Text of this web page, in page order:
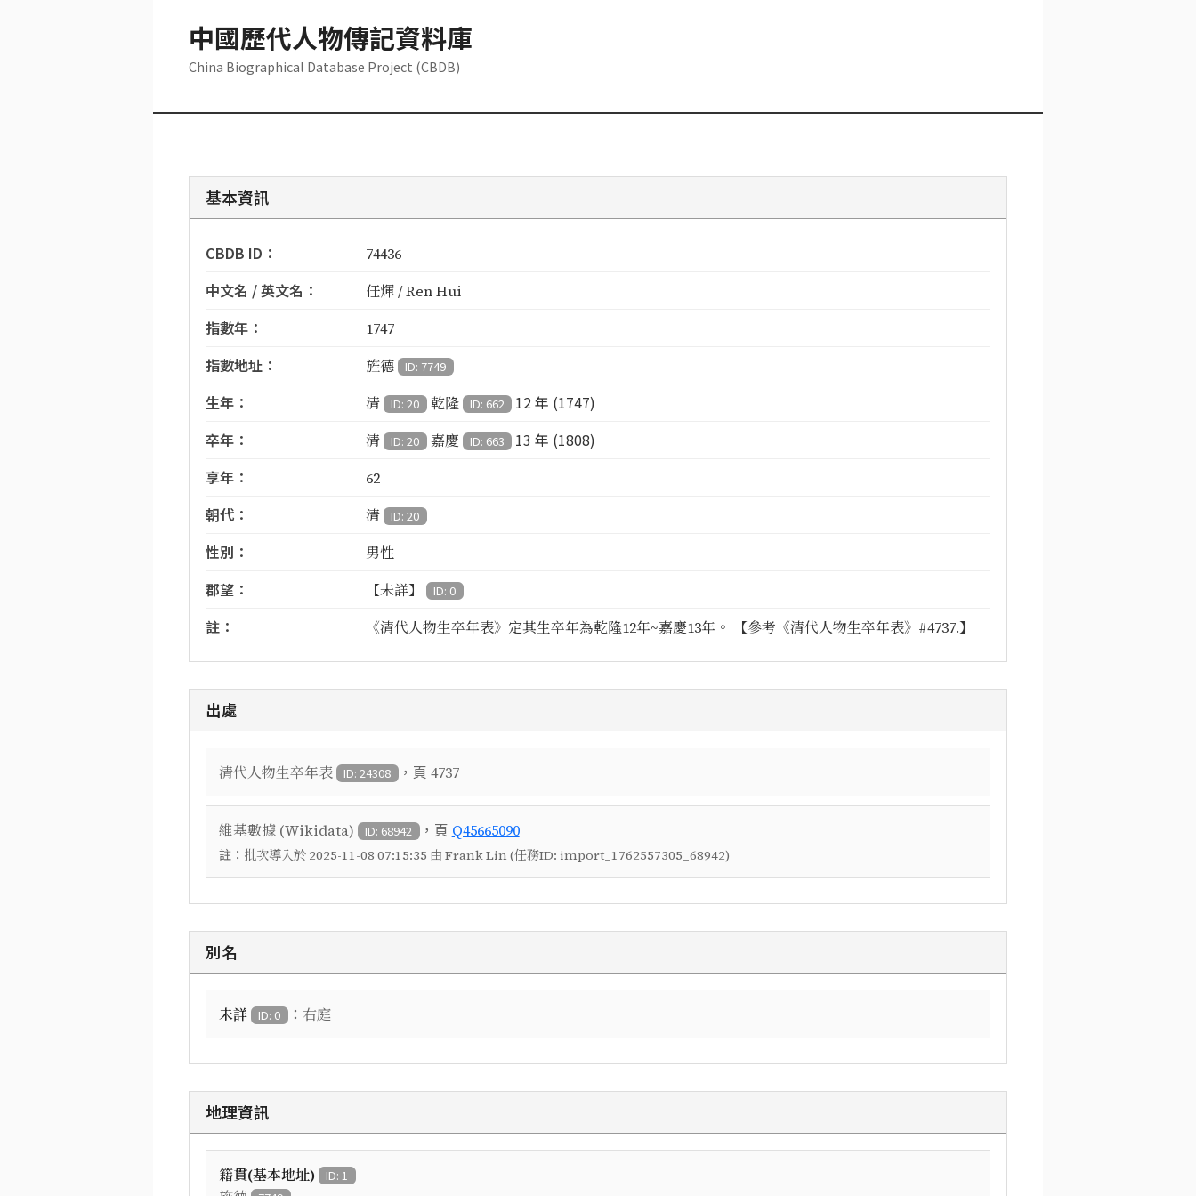
中國歷代人物傳記資料庫
China Biographical Database Project (CBDB)
基本資訊
CBDB ID： 74436
中文名 / 英文名： 任煇 / Ren Hui
指數年： 1747
指數地址： 旌德 ID: 7749
生年： 清 ID: 20 乾隆 ID: 662
12 年 (1747)
卒年：
清 ID: 20 嘉慶 ID: 663
13 年 (1808)
享年：
62
朝代： 清 ID: 20
性別： 男性
郡望： 【未詳】 ID: 0
註： 《清代人物生卒年表》定其生卒年為乾隆12年~嘉慶13年。 【參考《清代人物生卒年表》#4737.】
出處
清代人物生卒年表 ID: 24308 ，頁 4737
維基數據 (Wikidata) ID: 68942 ，頁 Q45665090
註： 批次導入於 2025-11-08 07:15:35 由 Frank Lin (任務ID: import_1762557305_68942)
別名
未詳 ID: 0 ： 右庭
地理資訊
籍貫(基本地址) ID: 1